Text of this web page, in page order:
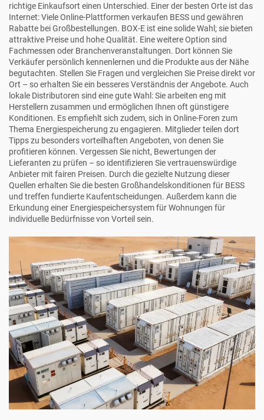
richtige Einkaufsort einen Unterschied. Einer der besten Orte ist das
Internet: Viele Online-Plattformen verkaufen BESS und gewähren
Rabatte bei Großbestellungen. BOX-E ist eine solide Wahl; sie bieten
attraktive Preise und hohe Qualität. Eine weitere Option sind
Fachmessen oder Branchenveranstaltungen. Dort können Sie
Verkäufer persönlich kennenlernen und die Produkte aus der Nähe
begutachten. Stellen Sie Fragen und vergleichen Sie Preise direkt vor
Ort – so erhalten Sie ein besseres Verständnis der Angebote. Auch
lokale Distributoren sind eine gute Wahl: Sie arbeiten eng mit
Herstellern zusammen und ermöglichen Ihnen oft günstigere
Konditionen. Es empfiehlt sich zudem, sich in Online-Foren zum
Thema Energiespeicherung zu engagieren. Mitglieder teilen dort
Tipps zu besonders vorteilhaften Angeboten, von denen Sie
profitieren können. Vergessen Sie nicht, Bewertungen der
Lieferanten zu prüfen – so identifizieren Sie vertrauenswürdige
Anbieter mit fairen Preisen. Durch die gezielte Nutzung dieser
Quellen erhalten Sie die besten Großhandelskonditionen für BESS
und treffen fundierte Kaufentscheidungen. Außerdem kann die
Erkundung einer Energiespeichersystem für Wohnungen für
individuelle Bedürfnisse von Vorteil sein.